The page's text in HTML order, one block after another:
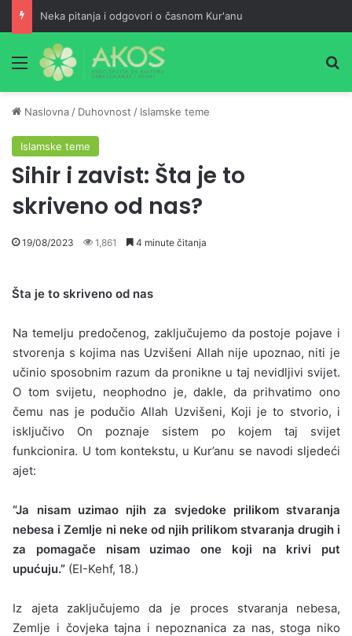
Neka pitanja i odgovori o časnom Kur'anu
Meni
Naslovna / Duhovnost / Islamske teme
Islamske teme
Sihir i zavist: Šta je to
skriveno od nas?
19/08/2023 1,861 4 minute čitanja
Šta je to skriveno od nas
Na temelju predočenog, zaključujemo da postoje pojave i
stvorenja s kojima nas Uzvišeni Allah nije upoznao, niti je
učinio sposobnim razum da pronikne u taj nevidljivi svijet.
O tom svijetu, neophodno je, dakle, da prihvatimo ono
čemu nas je podučio Allah Uzvišeni, Koji je to stvorio, i
isključivo On poznaje sistem po kojem taj svijet
funkcionira. U tom kontekstu, u Kur’anu se navodi sljedeći
ajet:
“Ja nisam uzimao njih za svjedoke prilikom stvaranja
nebesa i Zemlje ni neke od njih prilikom stvaranja drugih i
za pomagače nisam uzimao one koji na krivi put
upućuju.” (EI-Kehf, 18.)
Iz ajeta zaključujemo da je proces stvaranja nebesa,
Zemlje i čovjeka tajna i nepoznanica za nas, stoga niko